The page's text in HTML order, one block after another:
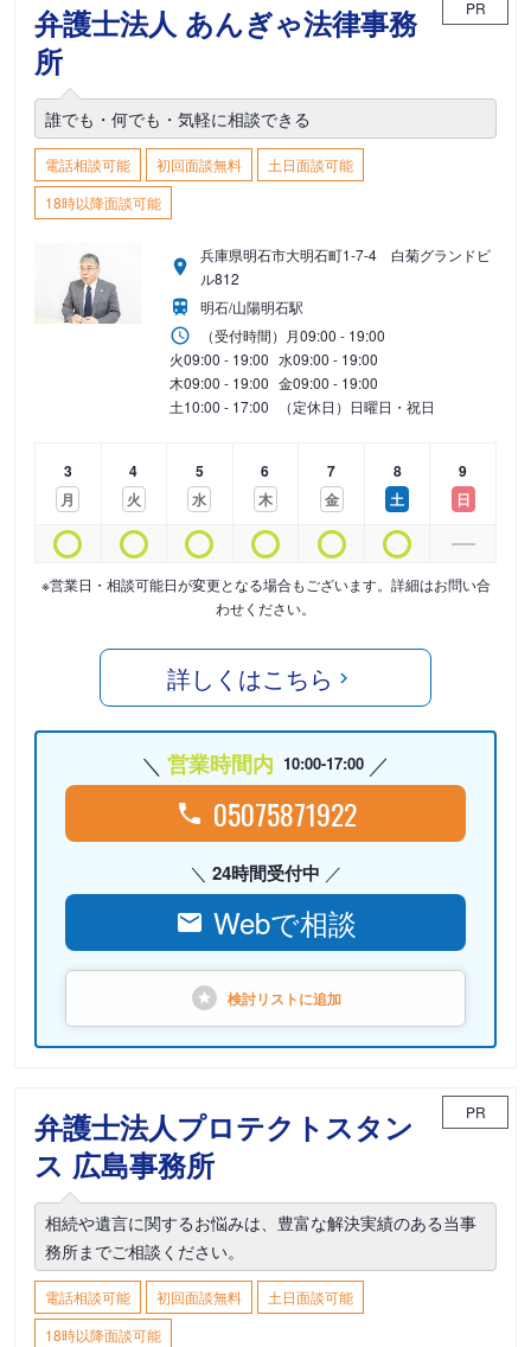
弁護士法人 あんぎゃ法律事務
所
PR
誰でも・何でも・気軽に相談できる
電話相談可能 初回面談無料
土日面談可能
18時以降面談可能
兵庫県明石市大明石町1-7-4 白菊グランドビ
ル812
明石/山陽明石駅
（受付時間） 月09:00 - 19:00
火09:00 - 19:00 水09:00 - 19:00
木09:00 - 19:00 金09:00 - 19:00
土10:00 - 17:00 （定休日）日曜日・祝日
3
月
4
火
5
水
6
木
7
金
8
土
9
日
※営業日・相談可能日が変更となる場合もございます。詳細はお問い合
わせください。
詳しくはこちら
営業時間内 10:00-17:00
05075871922
24時間受付中
Webで相談
検討リストに追加
弁護士法人プロテクトスタン
ス 広島事務所
PR
相続や遺言に関するお悩みは、豊富な解決実績のある当事
務所までご相談ください。
電話相談可能 初回面談無料
土日面談可能
18時以降面談可能